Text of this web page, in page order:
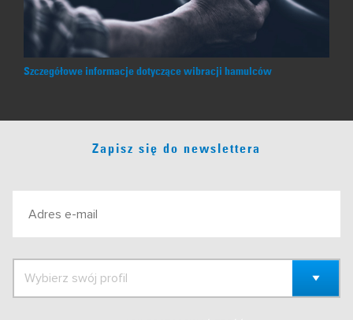
Szczegółowe informacje dotyczące wibracji hamulców
Zapisz się do newslettera